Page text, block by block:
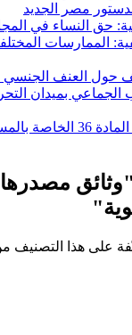
مصر الجديد
حق النساء في
الممارسات
حول العنف الجنسي
الجماعي بميدان
ورقة موقف من المادة